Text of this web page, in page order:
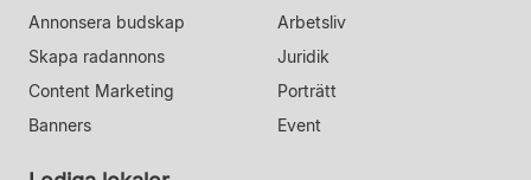
Annonsera budskap
Skapa radannons
Content Marketing
Banners
Arbetsliv
Juridik
Porträtt
Event